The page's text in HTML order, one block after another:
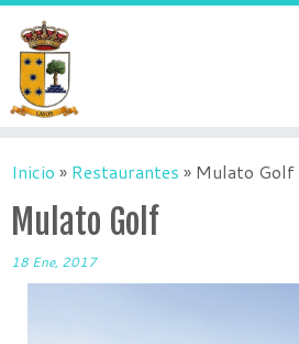
Inicio » Restaurantes » Mulato Golf
Mulato Golf
18 Ene, 2017